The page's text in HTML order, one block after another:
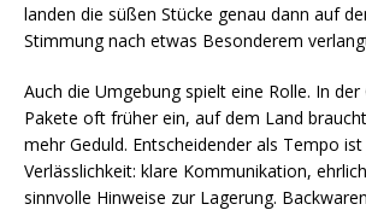
landen die süßen Stücke genau dann auf
Stimmung nach etwas Besonderem
Auch die Umgebung spielt eine Rolle. In
Pakete oft früher ein, auf dem Land
mehr Geduld. Entscheidender als Tempo
Verlässlichkeit: klare Kommunikation,
sinnvolle Hinweise zur Lagerung.